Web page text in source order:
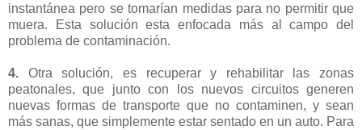
instantánea pero se tomarían medidas para no permitir que
muera. Esta solución esta enfocada más al campo del
problema de contaminación.
4. Otra solución, es recuperar y rehabilitar las zonas
peatonales, que junto con los nuevos circuitos generen
nuevas formas de transporte que no contaminen, y sean
más sanas, que simplemente estar sentado en un auto. Para